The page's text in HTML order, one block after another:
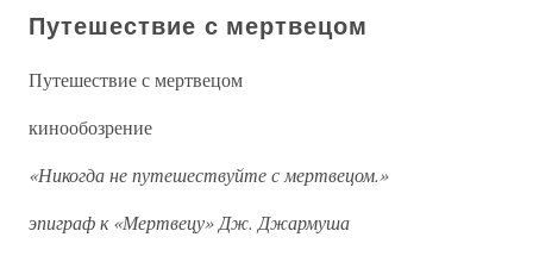
Путешествие с мертвецом
Путешествие с мертвецом
кинообозрение
«Никогда не путешествуйте с мертвецом.»
эпиграф к «Мертвецу» Дж. Джармуша